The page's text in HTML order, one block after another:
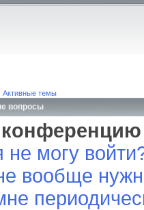
Активные темы
вопросы
не могу
вообще